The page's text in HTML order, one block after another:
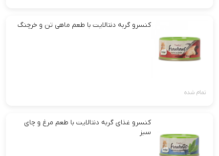
کنسرو گربه دنتالایت با طعم ماهی تن و خرچنگ
تمام شده
کنسرو غذای گربه دنتالایت با طعم مرغ و چای
سبز